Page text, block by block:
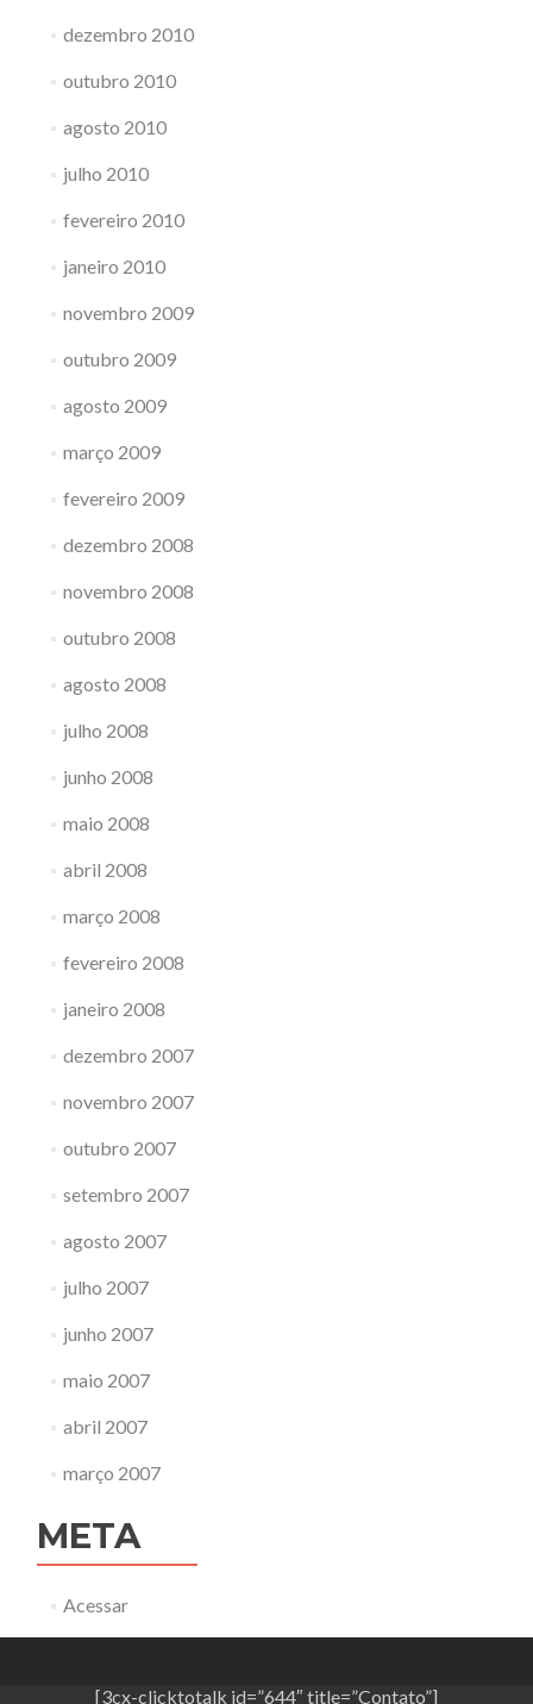
dezembro 2010
outubro 2010
agosto 2010
julho 2010
fevereiro 2010
janeiro 2010
novembro 2009
outubro 2009
agosto 2009
março 2009
fevereiro 2009
dezembro 2008
novembro 2008
outubro 2008
agosto 2008
julho 2008
junho 2008
maio 2008
abril 2008
março 2008
fevereiro 2008
janeiro 2008
dezembro 2007
novembro 2007
outubro 2007
setembro 2007
agosto 2007
julho 2007
junho 2007
maio 2007
abril 2007
março 2007
META
Acessar
[3cx-clicktotalk id=”644″ title=”Contato”]